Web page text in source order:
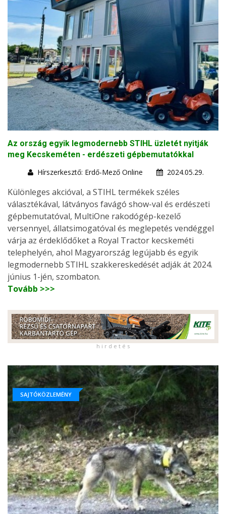
Az ország egyik legmodernebb STIHL üzletét nyitják
meg Kecskeméten - erdészeti gépbemutatókkal
Hírszerkesztő: Erdő-Mező Online
2024.05.29.
Különleges akcióval, a STIHL termékek széles
választékával, látványos favágó show-val és erdészeti
gépbemutatóval, MultiOne rakodógép-kezelő
versennyel, állatsimogatóval és meglepetés vendéggel
várja az érdeklődőket a Royal Tractor kecskeméti
telephelyén, ahol Magyarország legújabb és egyik
legmodernebb STIHL szakkereskedését adják át 2024.
június 1-jén, szombaton.
Tovább >>>
h i r d e t é s
SAJTÓKÖZLEMÉNY